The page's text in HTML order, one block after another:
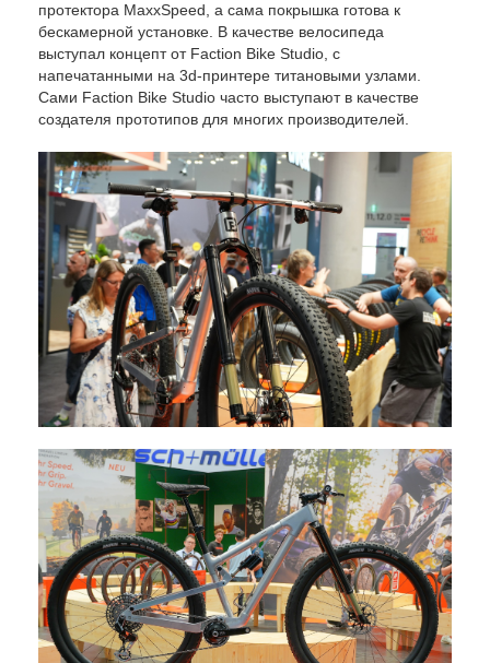
протектора MaxxSpeed, а сама покрышка готова к
бескамерной установке. В качестве велосипеда
выступал концепт от Faction Bike Studio, с
напечатанными на 3d-принтере титановыми узлами.
Сами Faction Bike Studio часто выступают в качестве
создателя прототипов для многих производителей.